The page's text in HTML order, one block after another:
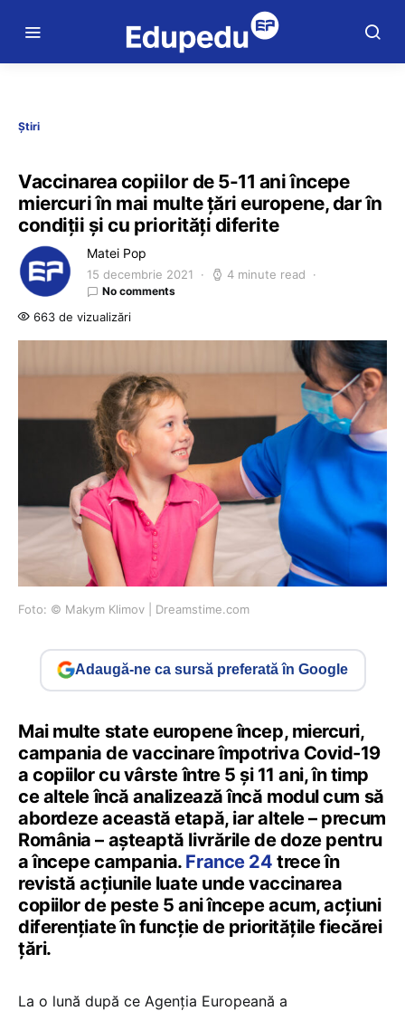
Știri
Vaccinarea copiilor de 5-11 ani începe
miercuri în mai multe țări europene, dar în
condiții și cu priorități diferite
Matei Pop
15 decembrie 2021 4 minute read
No comments
663 de vizualizări
Foto: © Makym Klimov | Dreamstime.com
Adaugă-ne ca sursă preferată în Google
Mai multe state europene încep, miercuri,
campania de vaccinare împotriva Covid-19
a copiilor cu vârste între 5 și 11 ani, în timp
ce altele încă analizează încă modul cum să
abordeze această etapă, iar altele – precum
România – așteaptă livrările de doze pentru
a începe campania. France 24 trece în
revistă acțiunile luate unde vaccinarea
copiilor de peste 5 ani începe acum, acțiuni
diferențiate în funcție de prioritățile fiecărei
țări.
La o lună după ce Agenția Europeană a